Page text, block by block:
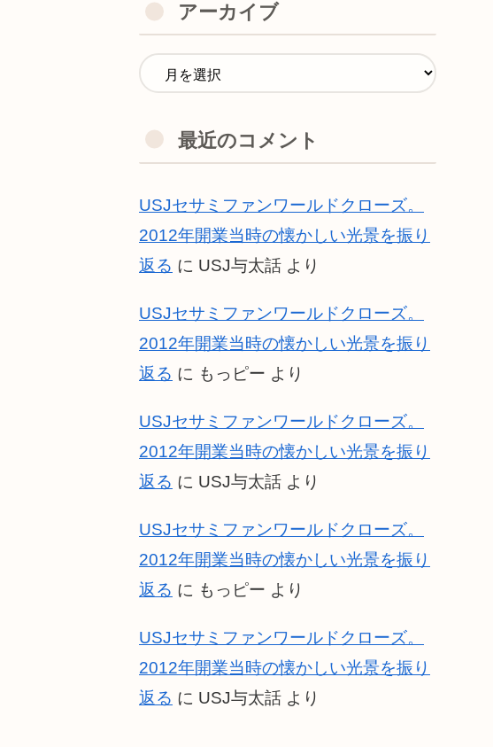
アーカイブ
最近のコメント
USJセサミファンワールドクローズ。
2012年開業当時の懐かしい光景を振り
返る に USJ与太話 より
USJセサミファンワールドクローズ。
2012年開業当時の懐かしい光景を振り
返る に もっピー より
USJセサミファンワールドクローズ。
2012年開業当時の懐かしい光景を振り
返る に USJ与太話 より
USJセサミファンワールドクローズ。
2012年開業当時の懐かしい光景を振り
返る に もっピー より
USJセサミファンワールドクローズ。
2012年開業当時の懐かしい光景を振り
返る に USJ与太話 より